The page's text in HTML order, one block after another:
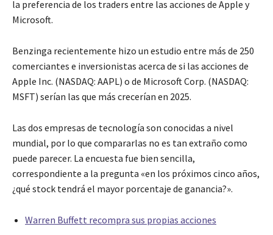
la preferencia de los traders entre las acciones de Apple y
Microsoft.
Benzinga recientemente hizo un estudio entre más de 250
comerciantes e inversionistas acerca de si las acciones de
Apple Inc. (NASDAQ: AAPL) o de Microsoft Corp. (NASDAQ:
MSFT) serían las que más crecerían en 2025.
Las dos empresas de tecnología son conocidas a nivel
mundial, por lo que compararlas no es tan extraño como
puede parecer. La encuesta fue bien sencilla,
correspondiente a la pregunta «en los próximos cinco años,
¿qué stock tendrá el mayor porcentaje de ganancia?».
Warren Buffett recompra sus propias acciones